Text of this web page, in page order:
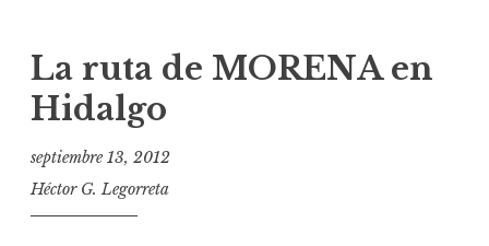
La ruta de MORENA en
Hidalgo
septiembre 13, 2012
Héctor G. Legorreta